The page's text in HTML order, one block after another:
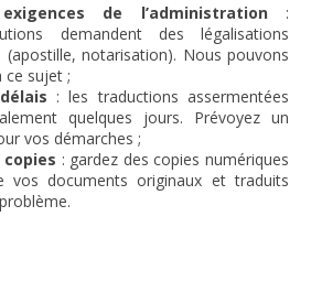
de l’administration:
demandent des légalisations
(apostille, notarisation). Nous pouvons
ce sujet ;
: les traductions assermentées
quelques jours. Prévoyez un
vos démarches ;
copies : gardez des copies numériques
vos documents originaux et traduits